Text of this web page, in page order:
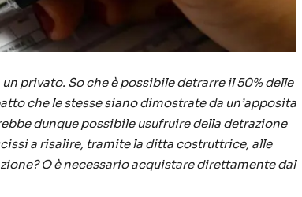
privato. So che è possibile detrarre il 50% delle
che le stesse siano dimostrate da un’apposita
dunque possibile usufruire della detrazione
a risalire, tramite la ditta costruttrice, alle
O è necessario acquistare direttamente dal